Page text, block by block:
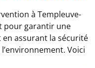
à Templeuve-
pour garantir une
assurant la sécurité
Voici